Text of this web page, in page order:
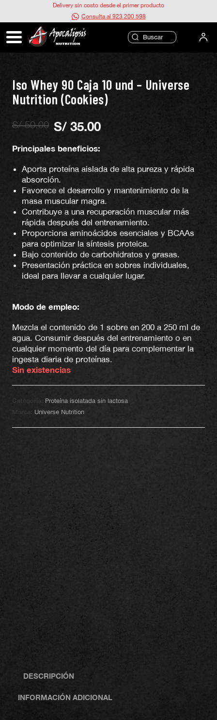
Delivery sin costo desde el primer producto
Consulta al 923 200 598
Iso Whey 90 Caja 10 und – Universe
Nutrition (Cookies)
S/50.00
El
era:
S/ 50.00.
S/ 35.00
El
es:
S/ 35.00.
Principales beneficios:
Aporta proteína aislada de alta pureza y rápida
absorción.
Favorece el desarrollo y mantenimiento de la
masa muscular magra.
Contribuye a una recuperación muscular más
rápida después del entrenamiento.
Proporciona aminoácidos esenciales y BCAAs
para optimizar la síntesis proteica.
Bajo contenido de carbohidratos y grasas.
Presentación práctica en sobres individuales,
ideal para llevar a cualquier lugar.
Modo de empleo:
Mezcla el contenido de 1 sobre en 200 a 250 ml de
agua. Consumir después del entrenamiento o en
cualquier momento del día para complementar la
ingesta diaria de proteínas.
Sin existencias
Categoría: Proteína isolatada sin lactosa
Universe Nutrition
DESCRIPCIÓN
INFORMACIÓN ADICIONAL